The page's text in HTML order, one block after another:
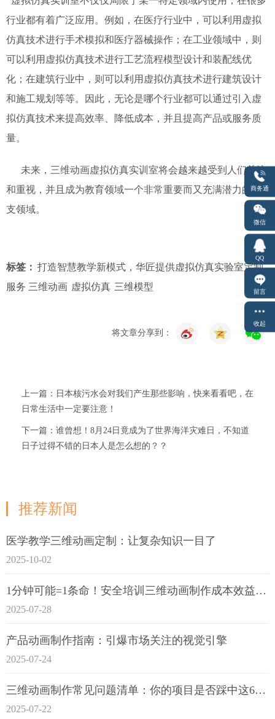
行业都有着广泛应用。例如，在医疗行业中，可以利用虚拟
仿真技术进行手术模拟和医疗器械操作；在工业领域中，则
可以利用虚拟仿真技术进行工艺流程模型设计和装配线优
化；在建筑行业中，则可以利用虚拟仿真技术进行建筑设计
和施工规划等等。因此，无论是哪个行业都可以通过引入虚
拟仿真技术来提高效率、降低成本，并且提高产品或服务质
量。
未来，三维动画虚拟仿真实训室将会越来越受到人们关注
和重视，并且成为教育领域一个非常重要而又充满潜力的分
支领域。
标签： 打造智慧教学新模式，华匠提供虚拟仿真实验室定制
服务 三维动画 虚拟仿真 三维模型
将文章分享到：
上一篇：日本核污水会对我们产生那些影响，快来看看吧，在
日常生活中一定要注意！
下一篇：谁曾想！8月24日竟成为了世界海洋灾难日，不知道
日子过得不错的日本人是怎么想的？？
推荐新闻
医学教学三维动画定制：让复杂知识一目了
2025-10-02
1分钟可能=1条命！安全培训三维动画制作成本效益深度拆解
2025-07-28
产品动画制作指南：引爆市场关注的视觉引擎
2025-07-24
三维动画制作常见问题清单：你的项目是否踩中这6大技术雷区？
2025-07-22
商务通
微信
QQ
留言
收起